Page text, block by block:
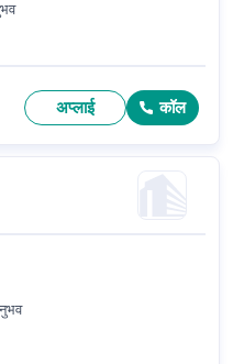
अप्लाई कॉल